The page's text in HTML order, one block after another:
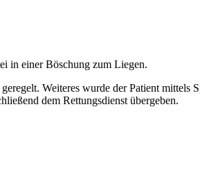
in einer Böschung zum Liegen.
Weiteres wurde der Patient mittels
dem Rettungsdienst übergeben.